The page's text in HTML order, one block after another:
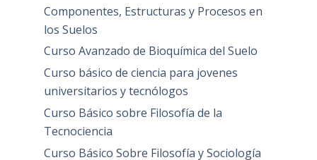
Componentes, Estructuras y Procesos en
los Suelos
Curso Avanzado de Bioquímica del Suelo
Curso básico de ciencia para jovenes
universitarios y tecnólogos
Curso Básico sobre Filosofía de la
Tecnociencia
Curso Básico Sobre Filosofía y Sociología